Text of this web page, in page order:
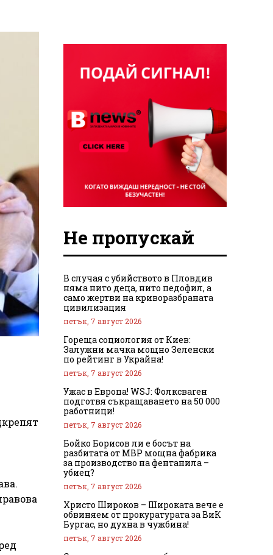
Не пропускай
В случая с убийството в Пловдив
няма нито деца, нито педофил, а
само жертви на криворазбраната
цивилизация
петък, 7 август 2026
Гореща социология от Киев:
Залужни мачка мощно Зеленски
по рейтинг в Украйна!
петък, 7 август 2026
Ужас в Европа! WSJ: Фолксваген
подготвя съкращаването на 50 000
работници!
петък, 7 август 2026
Бойко Борисов ли е босът на
разбитата от МВР мощна фабрика
за производство на фентанила –
убиец?
петък, 7 август 2026
Христо Широков – Широката вече е
обвиняем от прокуратурата за ВиК
Бургас, но духна в чужбина!
петък, 7 август 2026